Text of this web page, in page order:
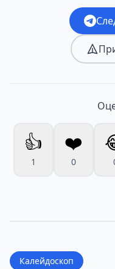
👍
1
❤️
0
Калейдоскоп